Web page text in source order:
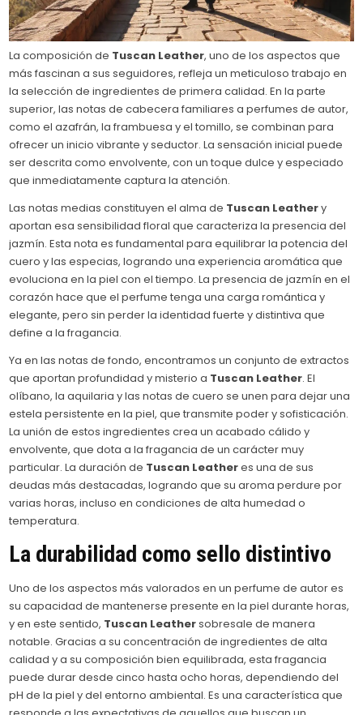
La composición de Tuscan Leather, uno de los aspectos que
más fascinan a sus seguidores, refleja un meticuloso trabajo en
la selección de ingredientes de primera calidad. En la parte
superior, las notas de cabecera familiares a perfumes de autor,
como el azafrán, la frambuesa y el tomillo, se combinan para
ofrecer un inicio vibrante y seductor. La sensación inicial puede
ser descrita como envolvente, con un toque dulce y especiado
que inmediatamente captura la atención.
Las notas medias constituyen el alma de Tuscan Leathery
aportan esa sensibilidad floral que caracteriza la presencia del
jazmín. Esta nota es fundamental para equilibrar la potencia del
cuero y las especias, logrando una experiencia aromática que
evoluciona en la piel con el tiempo. La presencia de jazmín en el
corazón hace que el perfume tenga una carga romántica y
elegante, pero sin perder la identidad fuerte y distintiva que
define a la fragancia.
Ya en las notas de fondo, encontramos un conjunto de extractos
que aportan profundidad y misterio a Tuscan Leather. El
olíbano, la aquilaria y las notas de cuero se unen para dejar una
estela persistente en la piel, que transmite poder y sofisticación.
La unión de estos ingredientes crea un acabado cálido y
envolvente, que dota a la fragancia de un carácter muy
particular. La duración de Tuscan Leatheres una de sus
deudas más destacadas, logrando que su aroma perdure por
varias horas, incluso en condiciones de alta humedad o
temperatura.
La durabilidad como sello distintivo
Uno de los aspectos más valorados en un perfume de autor es
su capacidad de mantenerse presente en la piel durante horas,
y en este sentido, Tuscan Leathersobresale de manera
notable. Gracias a su concentración de ingredientes de alta
calidad y a su composición bien equilibrada, esta fragancia
puede durar desde cinco hasta ocho horas, dependiendo del
pH de la piel y del entorno ambiental. Es una característica que